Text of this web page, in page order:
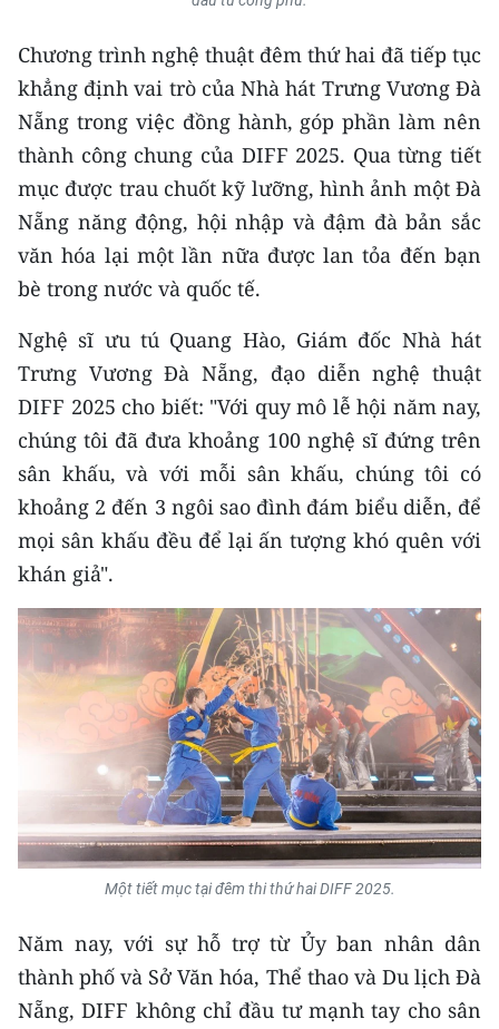
CHUYÊN ĐỀ
CÁC CHUYÊN TRANG
VỀ BÁO NHÂN DÂN
THỜI NAY
NHÂN DÂN CUỐI TUẦN
NHÂN DÂN HẰNG THÁNG
MUA BÁO
ĐỌC BÁO IN
ENGLISH
中文
FRANÇAIS
РУССКИЙ
Chương trình nghệ thuật đêm thứ hai đã tiếp tục
khẳng định vai trò của Nhà hát Trưng Vương Đà
Nẵng trong việc đồng hành, góp phần làm nên
thành công chung của DIFF 2025. Qua từng tiết
mục được trau chuốt kỹ lưỡng, hình ảnh một Đà
Nẵng năng động, hội nhập và đậm đà bản sắc
văn hóa lại một lần nữa được lan tỏa đến bạn
bè trong nước và quốc tế.
Nghệ sĩ ưu tú Quang Hào, Giám đốc Nhà hát
Trưng Vương Đà Nẵng, đạo diễn nghệ thuật
DIFF 2025 cho biết: "Với quy mô lễ hội năm nay,
chúng tôi đã đưa khoảng 100 nghệ sĩ đứng trên
sân khấu, và với mỗi sân khấu, chúng tôi có
khoảng 2 đến 3 ngôi sao đình đám biểu diễn, để
mọi sân khấu đều để lại ấn tượng khó quên với
khán giả".
Một tiết mục tại đêm thi thứ hai DIFF 2025.
Năm nay, với sự hỗ trợ từ Ủy ban nhân dân
thành phố và Sở Văn hóa, Thể thao và Du lịch Đà
Nẵng, DIFF không chỉ đầu tư mạnh tay cho sân